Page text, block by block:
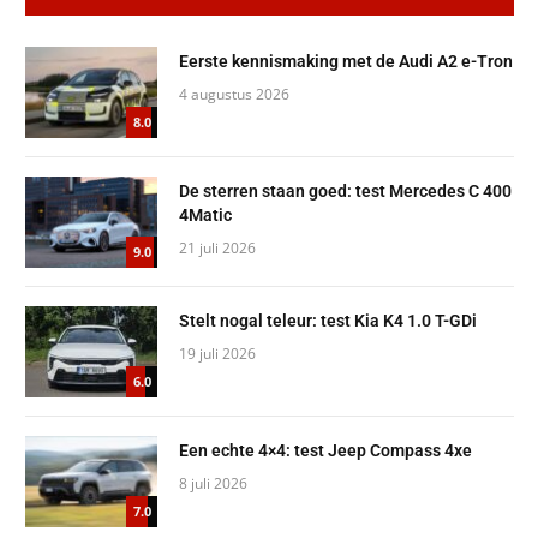
8.0
Eerste kennismaking met de Audi A2 e-Tron
4 augustus 2026
9.0
De sterren staan goed: test Mercedes C 400
4Matic
21 juli 2026
6.0
Stelt nogal teleur: test Kia K4 1.0 T-GDi
19 juli 2026
7.0
Een echte 4×4: test Jeep Compass 4xe
8 juli 2026